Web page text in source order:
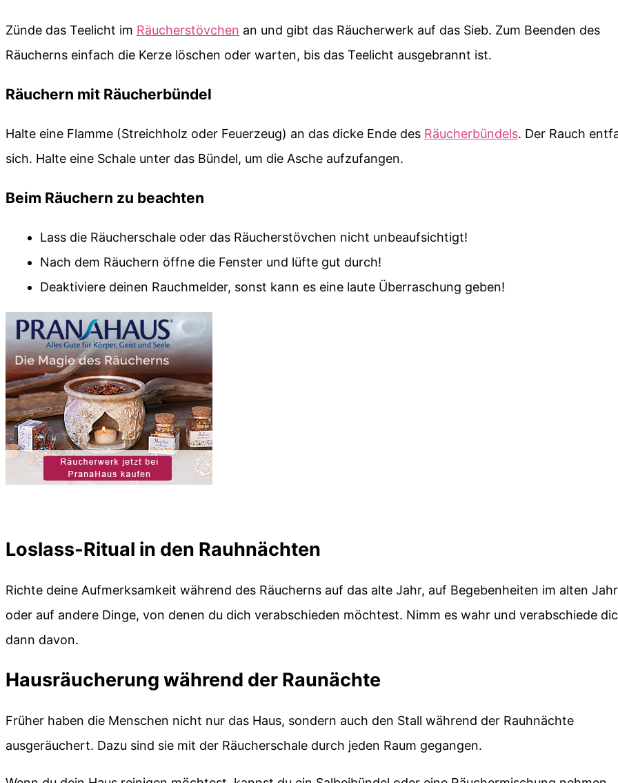
Zünde das Teelicht im Räucherstövchen an und gibt das Räucherwerk auf das Sieb. Zum Beenden des
Räucherns einfach die Kerze löschen oder warten, bis das Teelicht ausgebrannt ist.
Räuchern mit Räucherbündel
Halte eine Flamme (Streichholz oder Feuerzeug) an das dicke Ende des Räucherbündels. Der Rauch
sich. Halte eine Schale unter das Bündel, um die Asche aufzufangen.
Beim Räuchern zu beachten
Lass die Räucherschale oder das Räucherstövchen nicht unbeaufsichtigt!
Nach dem Räuchern öffne die Fenster und lüfte gut durch!
Deaktiviere deinen Rauchmelder, sonst kann es eine laute Überraschung geben!
Loslass-Ritual in den Rauhnächten
Richte deine Aufmerksamkeit während des Räucherns auf das alte Jahr, auf Begebenheiten im alten Jahr
oder auf andere Dinge, von denen du dich verabschieden möchtest. Nimm es wahr und verabschiede
dann davon.
Hausräucherung während der Raunächte
Früher haben die Menschen nicht nur das Haus, sondern auch den Stall während der Rauhnächte
ausgeräuchert. Dazu sind sie mit der Räucherschale durch jeden Raum gegangen.